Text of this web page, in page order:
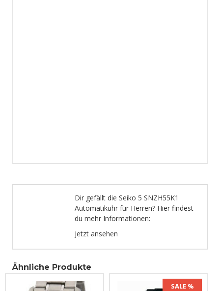
Dir gefällt die Seiko 5 SNZH55K1
Automatikuhr für Herren? Hier findest
du mehr Informationen:
Jetzt ansehen
Ähnliche Produkte
SALE %